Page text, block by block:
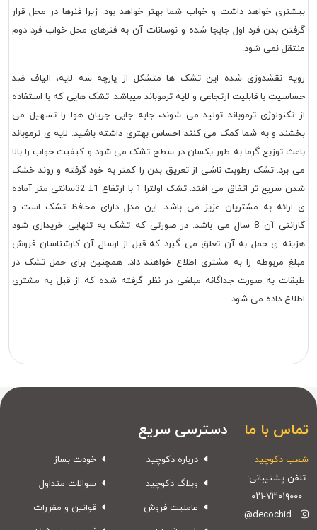
بیشتری خواهد داشت و خواب شما بهتر خواهد بود. زیرا فنرها در محل قرار
گرفتن بدن فرد اول جابجا شده و نوسانات آن به فنرهای محل خواب فرد دوم
منتقل نمی شود.
رویه نقشدوزی شده این تشک ها متشکل از پارچه سه لایه، الیاف ضد
حساسیت با قابلیت ارتجاعی و لایه ترموباند میباشد. تشک هایی که با استفاده
از تکنولوژی ترموباند تولید می شوند، جابه جایی جریان هوا را تسهیل می
بخشند و به شما کمک می کنند احساس بهتری داشته باشید. لایه ی ترموباند
باعث توزیع گرما به طور یکسان در سطح تشک می شود و کیفیت خواب را بالا
می برد. تشک رطوبت ناشی از تعریق بدن را کمتر به خود گرفته و روند خشک
شدن سریع تر اتفاق می افتد. تشک اولترا 1 با ارتفاع 1± 32سانتی متر آماده
ی ارائه به مشتریان عزیز می باشد. این مدل دارای محافظ تشک است و
گارانتی آن 8 سال می باشد. در صورتی که تشک به تنهایی خریداری شود
هزینه ی حمل به آن تعلق می گیرد که قبل از ارسال آن کارشناسان فروش
مبلغ مربوطه را به مشتری اطلاع خواهند داد. همچنین برای حمل تشک در
طبقات به صورت جداگانه مبلغی در نظر گرفته شده که از قبل به مشتری
اطلاع داده می شود.
تماس با ما
شعب دکوچید
تلفن پشتیبانی:
۰۲۱-۷۳۰۱۹۰۰۰
@decochid
دسترسی سریع
درباره دکوچید
وبلاگ دکوچید
عاملیت فروش
خودت بساز
سوالات متداول
قوانین و مقررات